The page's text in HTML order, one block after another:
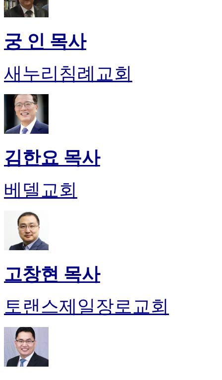
궁 인 목사
새누리침례교회
김한요 목사
베델교회
고창현 목사
토랜스제일장로교회